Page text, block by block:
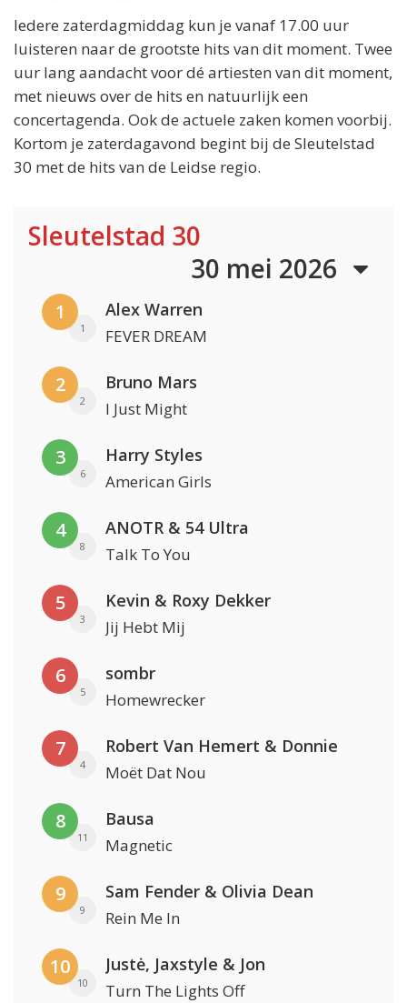
Iedere zaterdagmiddag kun je vanaf 17.00 uur
luisteren naar de grootste hits van dit moment. Twee
uur lang aandacht voor dé artiesten van dit moment,
met nieuws over de hits en natuurlijk een
concertagenda. Ook de actuele zaken komen voorbij.
Kortom je zaterdagavond begint bij de Sleutelstad
30 met de hits van de Leidse regio.
Sleutelstad 30
30 mei 2026
1
1
Alex Warren
FEVER DREAM
2
2
Bruno Mars
I Just Might
3
6
Harry Styles
American Girls
4
8
ANOTR & 54 Ultra
Talk To You
5
3
Kevin & Roxy Dekker
Jij Hebt Mij
6
5
sombr
Homewrecker
7
4
Robert Van Hemert & Donnie
Moët Dat Nou
8
11
Bausa
Magnetic
9
9
Sam Fender & Olivia Dean
Rein Me In
10
10
Justė, Jaxstyle & Jon
Turn The Lights Off